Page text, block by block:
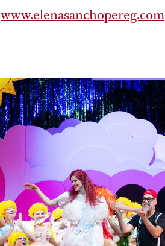
www.elenasanchopereg.com